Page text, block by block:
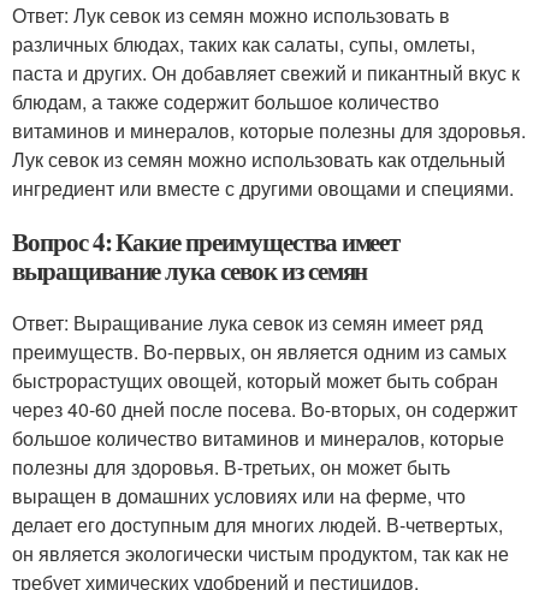
Ответ: Лук севок из семян можно использовать в
различных блюдах, таких как салаты, супы, омлеты,
паста и других. Он добавляет свежий и пикантный вкус к
блюдам, а также содержит большое количество
витаминов и минералов, которые полезны для здоровья.
Лук севок из семян можно использовать как отдельный
ингредиент или вместе с другими овощами и специями.
Вопрос 4: Какие преимущества имеет
выращивание лука севок из семян
Ответ: Выращивание лука севок из семян имеет ряд
преимуществ. Во-первых, он является одним из самых
быстрорастущих овощей, который может быть собран
через 40-60 дней после посева. Во-вторых, он содержит
большое количество витаминов и минералов, которые
полезны для здоровья. В-третьих, он может быть
выращен в домашних условиях или на ферме, что
делает его доступным для многих людей. В-четвертых,
он является экологически чистым продуктом, так как не
требует химических удобрений и пестицидов.